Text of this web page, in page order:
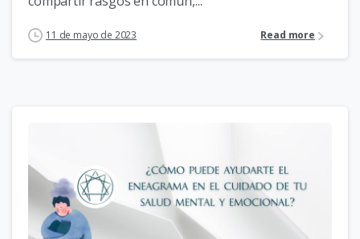
11 de mayo de 2023 Read more